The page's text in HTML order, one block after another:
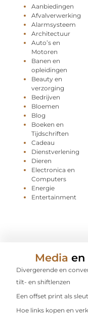
Aanbiedingen
Afvalverwerking
Alarmsysteem
Architectuur
Auto’s en
Motoren
Banen en
opleidingen
Beauty en
verzorging
Bedrijven
Bloemen
Blog
Boeken en
Tijdschriften
Cadeau
Dienstverlening
Dieren
Electronica en
Computers
Energie
Entertainment
Media en
Divergerende en
tilt- en shiftlenzen
Een offset print als
Hoe links kopen en